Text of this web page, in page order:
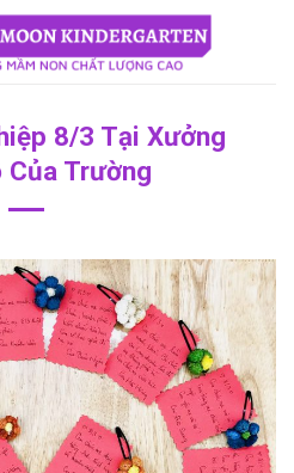
8/3 Tại Xưởng
Của Trường